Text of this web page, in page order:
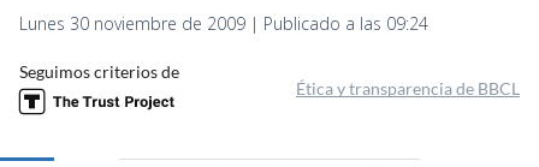
Lunes 30 noviembre de 2009 | Publicado a las 09:24
Seguimos criterios de
Ética y transparencia de BBCL